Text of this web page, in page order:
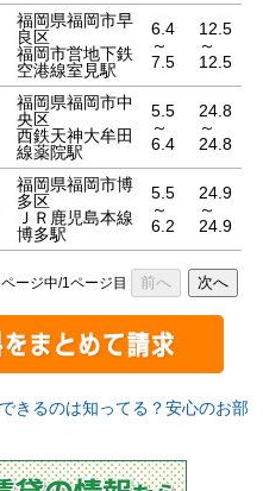
福岡県福岡市早
良区
福岡市営地下鉄
空港線室見駅
6.4
～
7.5
12.5
～
12.5
福岡県福岡市中
央区
西鉄天神大牟田
線薬院駅
5.5
～
6.4
24.8
～
24.8
福岡県福岡市博
多区
ＪＲ鹿児島本線
博多駅
5.5
～
6.2
24.9
～
24.9
ージ中/1ページ目 前へ 次へ
きるのは知ってる？安心のお部